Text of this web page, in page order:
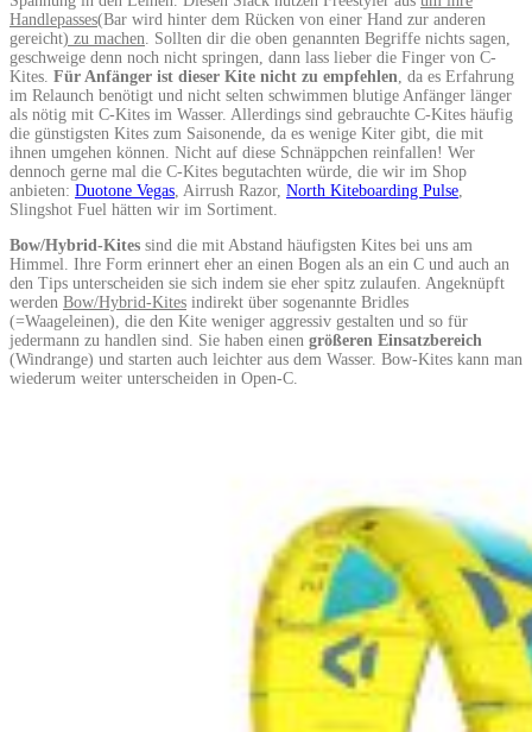
Handlepasses(Bar wird hinter dem Rücken von einer Hand zur anderen
gereicht) zu machen . Sollten dir die oben genannten Begriffe nichts sagen,
geschweige denn noch nicht springen, dann lass lieber die Finger von C-
Kites. Für Anfänger ist dieser Kite nicht zu empfehlen , da es Erfahrung
im Relaunch benötigt und nicht selten schwimmen blutige Anfänger länger
als nötig mit C-Kites im Wasser. Allerdings sind gebrauchte C-Kites häufig
die günstigsten Kites zum Saisonende, da es wenige Kiter gibt, die mit
ihnen umgehen können. Nicht auf diese Schnäppchen reinfallen! Wer
dennoch gerne mal die C-Kites begutachten würde, die wir im Shop
anbieten: Duotone Vegas , Airrush Razor, North Kiteboarding Pulse
Slingshot Fuel hätten wir im Sortiment.
Bow/Hybrid-Kites sind die mit Abstand häufigsten Kites bei uns am
Himmel. Ihre Form erinnert eher an einen Bogen als an ein C und auch an
den Tips unterscheiden sie sich indem sie eher spitz zulaufen. Angeknüpft
werden Bow/Hybrid-Kites indirekt über sogenannte Bridles
(=Waageleinen), die den Kite weniger aggressiv gestalten und so für
jedermann zu handlen sind. Sie haben einen größeren Einsatzbereich
(Windrange) und starten auch leichter aus dem Wasser. Bow-Kites kann man
wiederum weiter unterscheiden in Open-C.